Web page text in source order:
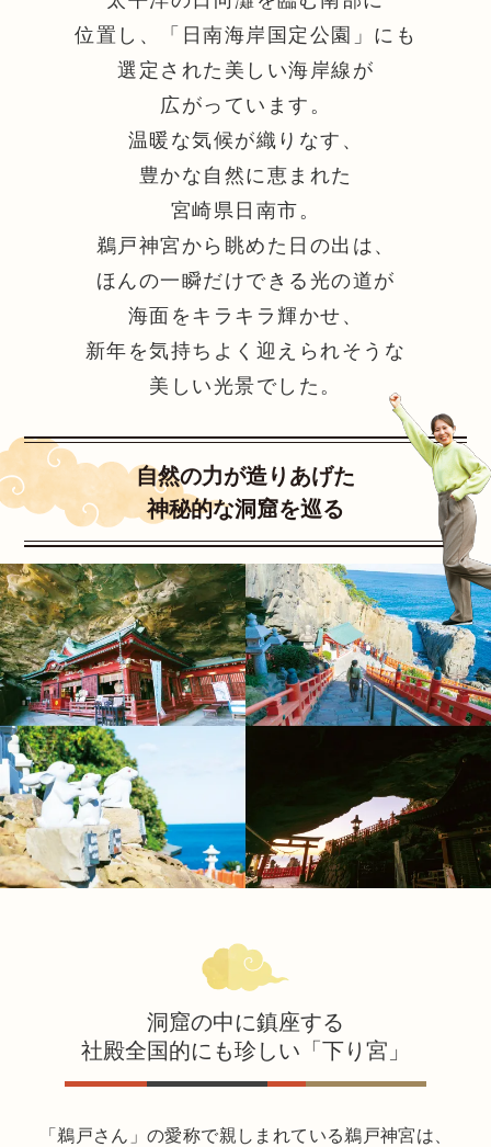
位置し、「日南海岸国定公園」にも
選定された美しい海岸線が
広がっています。
温暖な気候が織りなす、
豊かな自然に恵まれた
宮崎県日南市。
鵜戸神宮から眺めた日の出は、
ほんの一瞬だけできる光の道が
海面をキラキラ輝かせ、
新年を気持ちよく迎えられそうな
美しい光景でした。
自然の力が造りあげた
神秘的な洞窟を巡る
洞窟の中に鎮座する
社殿全国的にも珍しい「下り宮」
「鵜戸さん」の愛称で親しまれている鵜戸神宮は、